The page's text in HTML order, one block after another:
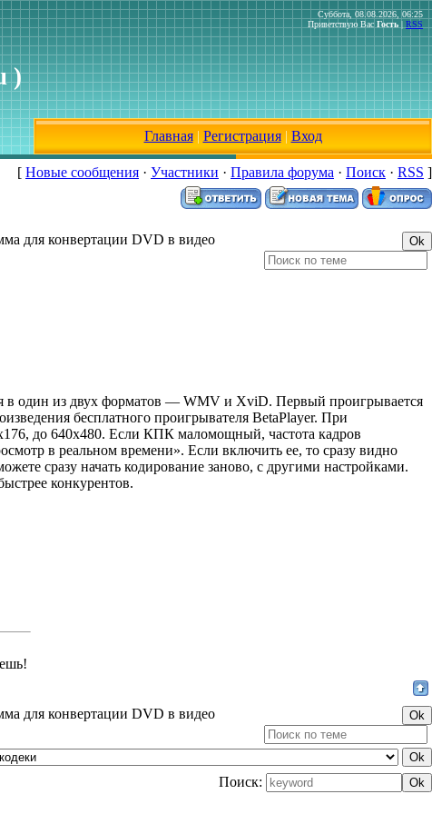
)
Суббота, 08.08.2026, 06:25
Приветствую Вас Гость | RSS
Главная| Регистрация| Вход
[ Новые сообщения · Участники · Правила форума · Поиск · RSS ]
для конвертации DVD в видео
в один из двух форматов — WMV и XviD. Первый проигрывается
бесплатного проигрывателя BetaPlayer. При
до 640х480. Если КПК маломощный, частота кадров
в реальном времени». Если включить ее, то сразу видно
сразу начать кодирование заново, с другими настройками.
конкурентов.
для конвертации DVD в видео
Поиск: